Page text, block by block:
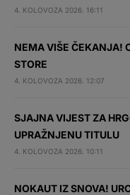
4. KOLOVOZA 2026. 16:11
NEMA VIŠE ČEKANJA!
STORE
4. KOLOVOZA 2026. 12:07
SJAJNA VIJEST ZA
UPRAŽNJENU TITULU
4. KOLOVOZA 2026. 10:11
NOKAUT IZ SNOVA!